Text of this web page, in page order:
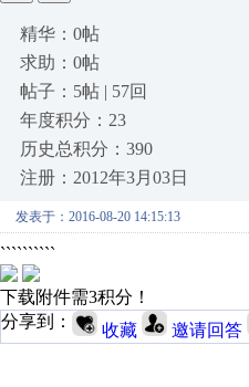
精华：0帖
求助：0帖
帖子：5帖 | 57回
年度积分：23
历史总积分：390
注册：2012年3月03日
发表于：2016-08-20 14:15:13
``````````
下载附件需3积分！
分享到：
收藏 邀请回答